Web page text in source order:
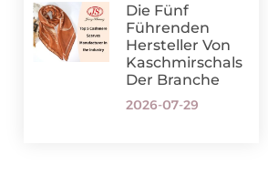
Die Fünf
Führenden
Hersteller Von
Kaschmirschals
Der Branche
2026-07-29